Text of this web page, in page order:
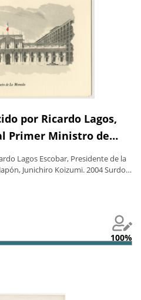
por Ricardo Lagos,
Primer Ministro de
2004
Junichiro Koizumi. 2004 Surdoc:
100%